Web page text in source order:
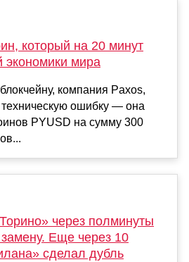
который на 20 минут
экономики мира
компания Paxos,
ошибку — она
PYUSD на сумму 300
через полминуты
Еще через 10
сделал дубль